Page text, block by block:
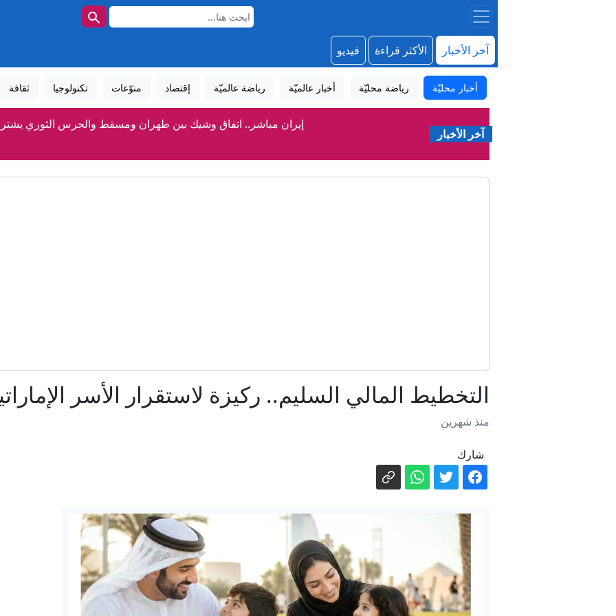
آخر الأخبار الأكثر قراءة فيديو
أخبار محليّة رياضة محليّة أخبار عالميّة رياضة عالميّة إقتصاد منوّعات تكنولوجيا ثقافة
آخر الأخبار
إيران مباشر.. اتفاق وشيك بين طهران ومسقط والحرس الثوري
مصر واحتمال انضمامها مكة الدفاعي.. تصريح الوزير فيدان
اتفاق مكة للدفاع المشترك.. هل تنضم مصر قريبا؟
"دبلوماسي الأسد".. ظهور بشار الجعفري في حفل بموسكو يستفز
هروب من الدولار إلى اليوان.. هل تستقل أفريقيا أم تعيد توزيع
"تصلنا فتيات مغتصبات": شهادة طبيبة تكشف الرعب الذي تعيشه
التخطيط المالي السليم.. ركيزة لاستقرار الأسر
منذ شهرين
شارك